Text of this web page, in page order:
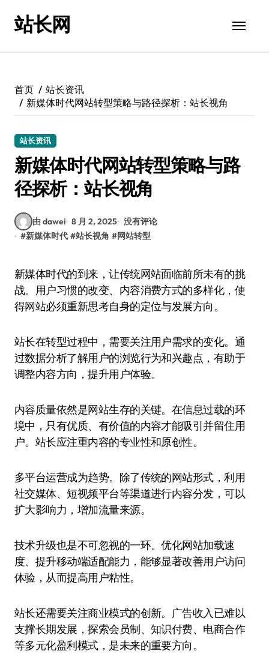
站长网
首页
站长资讯
新媒体时代网站转型策略与路径探析：站长视角
站长资讯
新媒体时代网站转型策略与路
径探析：站长视角
由 dawei 8 月 2, 2025 没有评论
#新媒体时代 #站长视角 #网站转型
新媒体时代的到来，让传统网站面临前所未有的挑
战。用户习惯的改变、内容消费方式的多样化，使
得网站必须重新思考自身的定位与发展方向。
站长在转型过程中，需要关注用户需求的变化。通
过数据分析了解用户的浏览行为和兴趣点，有助于
调整内容方向，提升用户体验。
内容质量依然是网站生存的关键。在信息过载的环
境中，只有优质、有价值的内容才能吸引并留住用
户。站长应注重内容的专业性和原创性。
多平台运营成为趋势。除了传统的网站形式，利用
社交媒体、短视频平台等渠道进行内容分发，可以
扩大影响力，增加流量来源。
技术升级也是不可忽视的一环。优化网站加载速
度、提升移动端适配能力，能够显著改善用户访问
体验，从而提高用户粘性。
站长还需要关注商业模式的创新。广告收入已难以
支撑长期发展，探索会员制、知识付费、电商合作
等多元化盈利模式，是未来的重要方向。